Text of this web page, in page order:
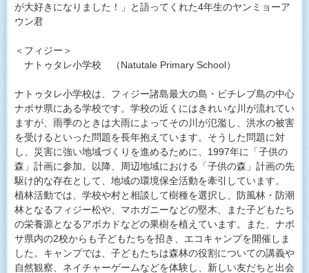
が大好きになりました！」と語ってくれた4年生のヤンミョーア
ウン君
＜フィジー＞
ナトゥタレ小学校 （Natutale Primary School）
ナトゥタレ小学校は、フィジー諸島最大の島・ビチレブ島の中心
ナボサ県にある学校です。学校の近くにはきれいな川が流れてい
ますが、雨季のときは大雨によってその川が氾濫し、洪水の被害
を受けるといった問題を長年抱えています。そうした問題に対
し、災害に強い地域づくりを進めるために、1997年に「子供の
森」計画に参加。以降、周辺地域における「子供の森」計画の先
駆け的な存在として、地域の環境保全活動を牽引しています。
植林活動では、学校や村と相談して樹種を選択し、防風林・防潮
林となるフィジー松や、マホガニーなどの堅木、また子どもたち
の栄養源となるアボカドなどの果樹を植えています。また、ナボ
サ県内の2校からも子どもたちを招き、エコキャンプを開催しま
した。キャンプでは、子どもたちは森林の役割についての講義や
自然観察、ネイチャーゲームなどを体験し、新しい友だちと出会